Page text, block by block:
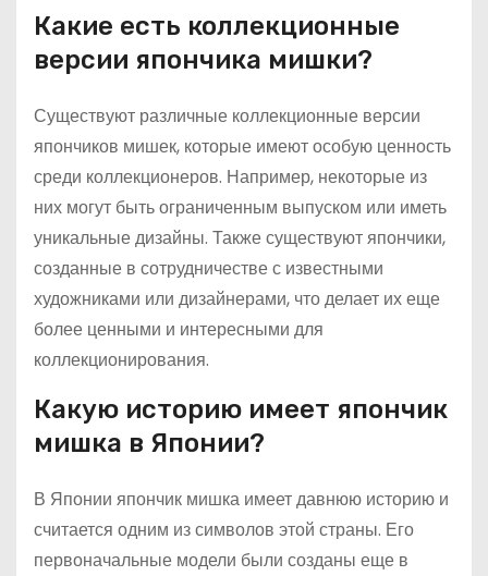
Какие есть коллекционные
версии япончика мишки?
Существуют различные коллекционные версии
япончиков мишек, которые имеют особую ценность
среди коллекционеров. Например, некоторые из
них могут быть ограниченным выпуском или иметь
уникальные дизайны. Также существуют япончики,
созданные в сотрудничестве с известными
художниками или дизайнерами, что делает их еще
более ценными и интересными для
коллекционирования.
Какую историю имеет япончик
мишка в Японии?
В Японии япончик мишка имеет давнюю историю и
считается одним из символов этой страны. Его
первоначальные модели были созданы еще в